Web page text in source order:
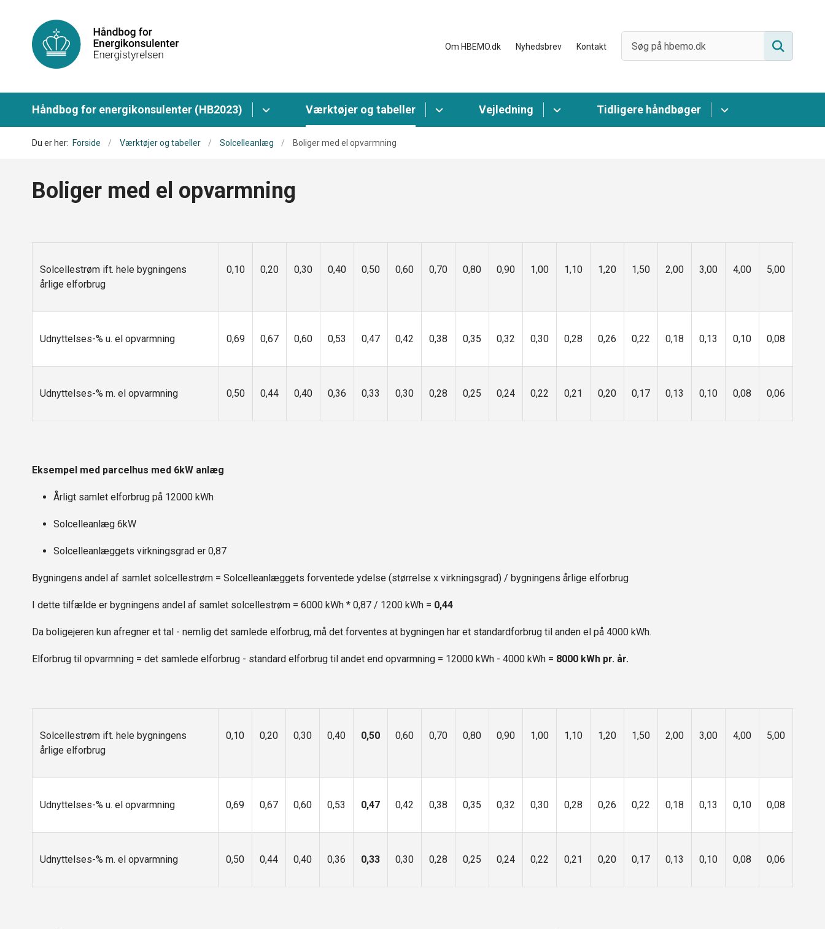
Om HBEMO.dk Nyhedsbrev Kontakt
Håndbog for energikonsulenter (HB2023) Værktøjer og tabeller Vejledning Tidligere håndbøger
Du er her: Forside Værktøjer og tabeller Solcelleanlæg Boliger med el opvarmning
Boliger med el opvarmning
Solcellestrøm ift. hele bygningens
årlige elforbrug
0,10 0,20 0,30 0,40 0,50 0,60 0,70 0,80 0,90 1,00 1,10 1,20 1,50 2,00 3,00 4,00 5,00
Udnyttelses-% u. el opvarmning 0,69 0,67 0,60 0,53 0,47 0,42 0,38 0,35 0,32 0,30 0,28 0,26 0,22 0,18 0,13 0,10 0,08
Udnyttelses-% m. el opvarmning 0,50 0,44 0,40 0,36 0,33 0,30 0,28 0,25 0,24 0,22 0,21 0,20 0,17 0,13 0,10 0,08 0,06
Eksempel med parcelhus med 6kW anlæg
Årligt samlet elforbrug på 12000 kWh
Solcelleanlæg 6kW
Solcelleanlæggets virkningsgrad er 0,87
Bygningens andel af samlet solcellestrøm = Solcelleanlæggets forventede ydelse (størrelse x virkningsgrad) / bygningens årlige elforbrug
I dette tilfælde er bygningens andel af samlet solcellestrøm = 6000 kWh * 0,87 / 1200 kWh = 0,44
Da boligejeren kun afregner et tal - nemlig det samlede elforbrug, må det forventes at bygningen har et standardforbrug til anden el på 4000 kWh.
Elforbrug til opvarmning = det samlede elforbrug - standard elforbrug til andet end opvarmning = 12000 kWh - 4000 kWh = 8000 kWh pr. år.
Solcellestrøm ift. hele bygningens
årlige elforbrug
0,10 0,20 0,30 0,40 0,50 0,60 0,70 0,80 0,90 1,00 1,10 1,20 1,50 2,00 3,00 4,00 5,00
Udnyttelses-% u. el opvarmning 0,69 0,67 0,60 0,53 0,47 0,42 0,38 0,35 0,32 0,30 0,28 0,26 0,22 0,18 0,13 0,10 0,08
Udnyttelses-% m. el opvarmning 0,50 0,44 0,40 0,36 0,33 0,30 0,28 0,25 0,24 0,22 0,21 0,20 0,17 0,13 0,10 0,08 0,06